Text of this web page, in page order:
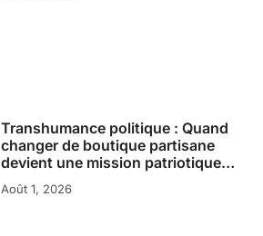
Transhumance politique : Quand
changer de boutique partisane
devient une mission patriotique…
Août 1, 2026